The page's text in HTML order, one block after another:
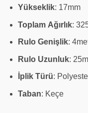
Yükseklik: 17mm
Toplam Ağırlık:
Rulo Genişlik:
Rulo Uzunluk:
İplik Türü:
Taban: Keçe